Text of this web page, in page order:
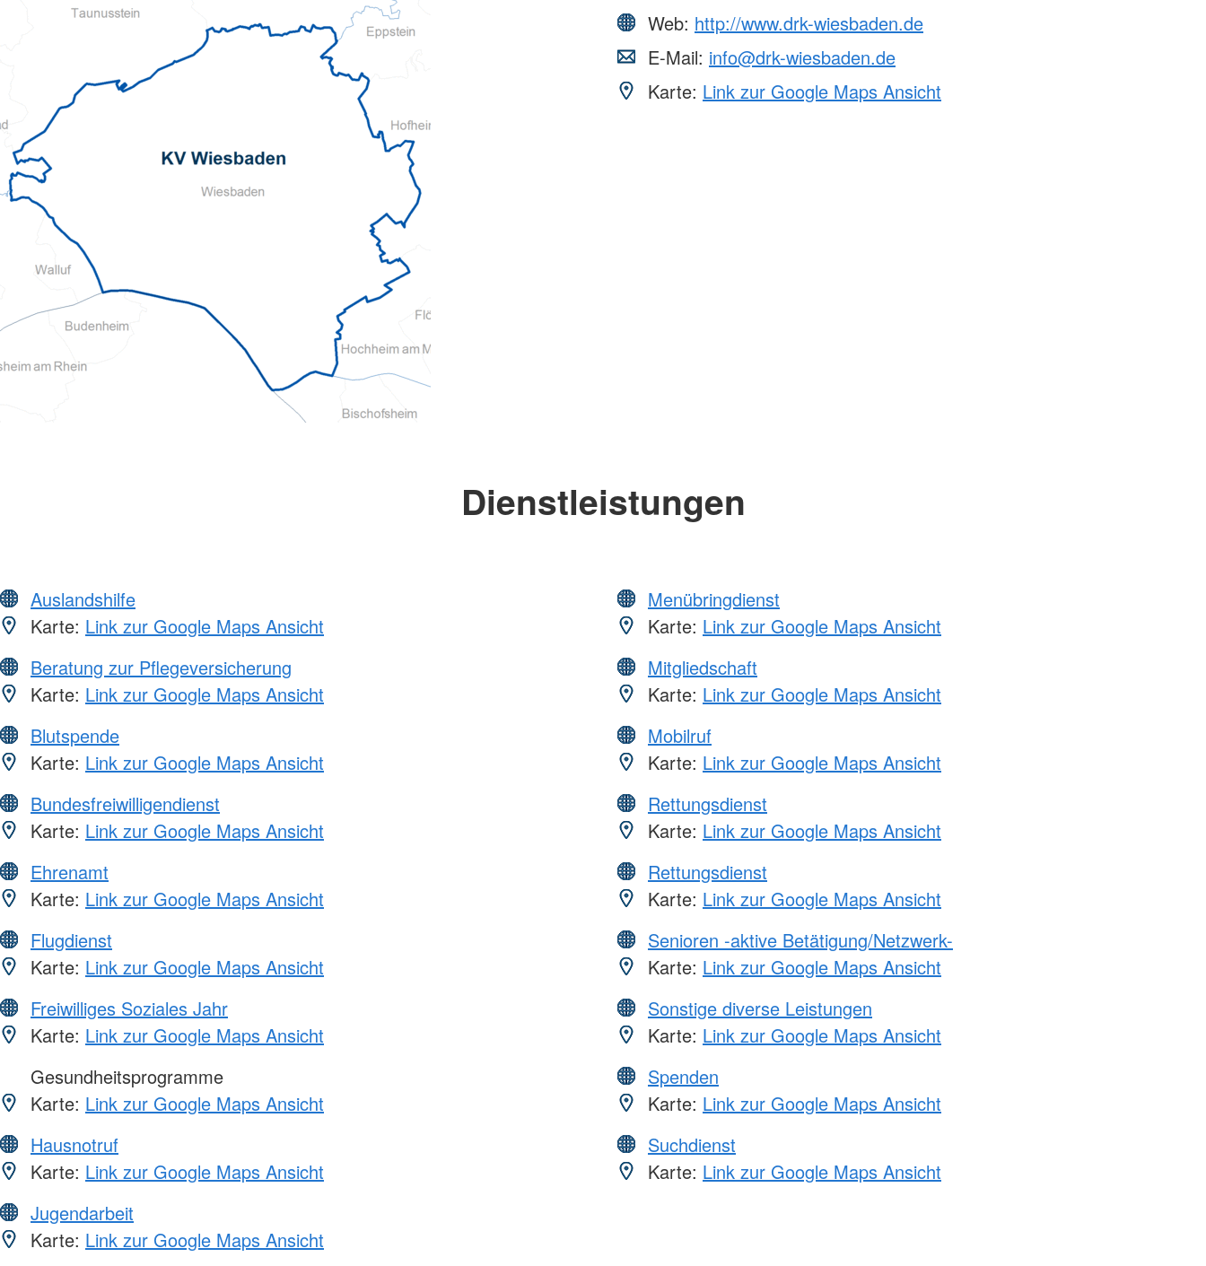
Pflegeberatung
Servicewohnen-Sonnenpark
Web: http://www.drk-wiesbaden.de
E-Mail: info@drk-wiesbaden.de
Karte: Link zur Google Maps Ansicht
Dienstleistungen
Auslandshilfe
Karte: Link zur Google Maps Ansicht
Beratung zur Pflegeversicherung
Karte: Link zur Google Maps Ansicht
Blutspende
Karte: Link zur Google Maps Ansicht
Bundesfreiwilligendienst
Karte: Link zur Google Maps Ansicht
Ehrenamt
Karte: Link zur Google Maps Ansicht
Flugdienst
Karte: Link zur Google Maps Ansicht
Freiwilliges Soziales Jahr
Karte: Link zur Google Maps Ansicht
Gesundheitsprogramme
Karte: Link zur Google Maps Ansicht
Hausnotruf
Karte: Link zur Google Maps Ansicht
Jugendarbeit
Karte: Link zur Google Maps Ansicht
Menübringdienst
Karte: Link zur Google Maps Ansicht
Mitgliedschaft
Karte: Link zur Google Maps Ansicht
Mobilruf
Karte: Link zur Google Maps Ansicht
Rettungsdienst
Karte: Link zur Google Maps Ansicht
Rettungsdienst
Karte: Link zur Google Maps Ansicht
Senioren -aktive Betätigung/Netzwerk-
Karte: Link zur Google Maps Ansicht
Sonstige diverse Leistungen
Karte: Link zur Google Maps Ansicht
Spenden
Karte: Link zur Google Maps Ansicht
Suchdienst
Karte: Link zur Google Maps Ansicht